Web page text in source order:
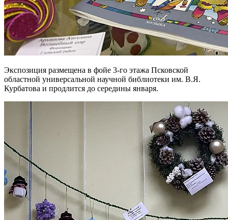
Экспозиция размещена в фойе 3-го этажа Псковской
областной универсальной научной библиотеки им. В.Я.
Курбатова и продлится до середины января.